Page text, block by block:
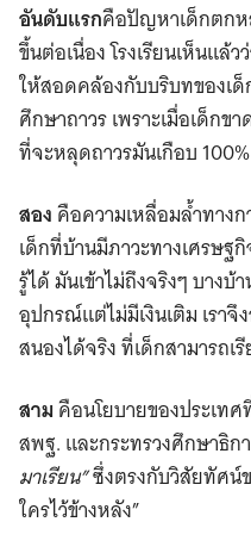
อันดับแรกคือปัญหาเด็กตก
ขึ้นต่อเนื่อง โรงเรียนเห็นแล้ว
ให้สอดคล้องกับบริบทของเ
ศึกษาถาวร เพราะเมื่อเด็กข
ที่จะหลุดถาวรมันเกือบ
สองคือความเหลื่อมล้ำทาง
เด็กที่บ้านมีภาวะทางเศรษฐ
รู้ได้ มันเข้าไม่ถึงจริงๆ บาง
อุปกรณ์แต่ไม่มีเงินเติม เรา
สนองได้จริง ที่เด็กสามารถ
สามคือนโยบายของประเท
สพฐ. และกระทรวงศึกษาธิก
มาเรียน”ซึ่งตรงกับวิสัยทัศน์ข
ใครไว้ข้างหลัง”